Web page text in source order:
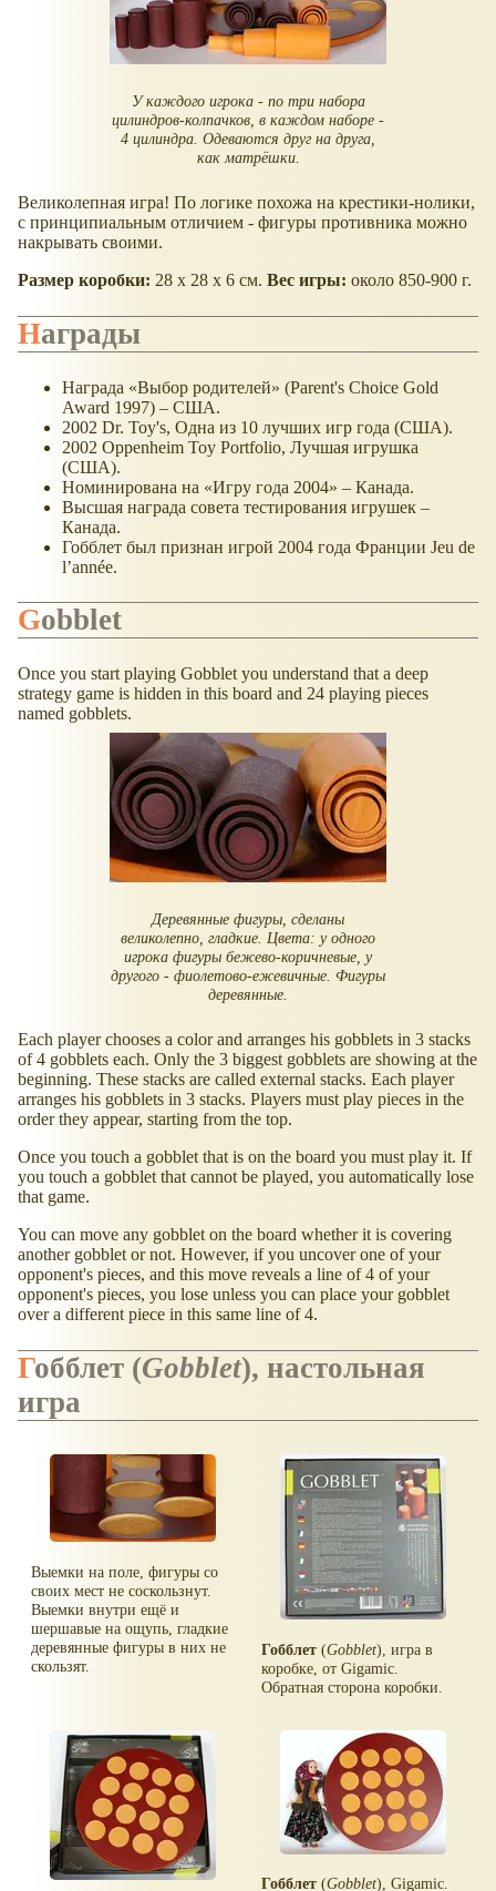
У каждого игрока - по три набора
цилиндров-колпачков, в каждом наборе -
4 цилиндра. Одеваются друг на друга,
как матрёшки.
Великолепная игра! По логике похожа на крестики-нолики,
с принципиальным отличием - фигуры противника можно
накрывать своими.
Размер коробки: 28 х 28 х 6 см. Вес игры: около 850-900 г.
Награды
Награда «Выбор родителей» (Parent's Choice Gold
Award 1997) – США.
2002 Dr. Toy's, Одна из 10 лучших игр года (США).
2002 Oppenheim Toy Portfolio, Лучшая игрушка
(США).
Номинирована на «Игру года 2004» – Канада.
Высшая награда совета тестирования игрушек –
Канада.
Гобблет был признан игрой 2004 года Франции Jeu de
l’année.
Gobblet
Once you start playing Gobblet you understand that a deep
strategy game is hidden in this board and 24 playing pieces
named gobblets.
Деревянные фигуры, сделаны
великолепно, гладкие. Цвета: у одного
игрока фигуры бежево-коричневые, у
другого - фиолетово-ежевичные. Фигуры
деревянные.
Each player chooses a color and arranges his gobblets in 3 stacks
of 4 gobblets each. Only the 3 biggest gobblets are showing at the
beginning. These stacks are called external stacks. Each player
arranges his gobblets in 3 stacks. Players must play pieces in the
order they appear, starting from the top.
Once you touch a gobblet that is on the board you must play it. If
you touch a gobblet that cannot be played, you automatically lose
that game.
You can move any gobblet on the board whether it is covering
another gobblet or not. However, if you uncover one of your
opponent's pieces, and this move reveals a line of 4 of your
opponent's pieces, you lose unless you can place your gobblet
over a different piece in this same line of 4.
Гобблет (Gobblet), настольная
игра
Выемки на поле, фигуры со
своих мест не соскользнут.
Выемки внутри ещё и
шершавые на ощупь, гладкие
деревянные фигуры в них не
скользят.
Гобблет (Gobblet), игра в
коробке, от Gigamic.
Обратная сторона коробки.
Гобблет (Gobblet), Gigamic.